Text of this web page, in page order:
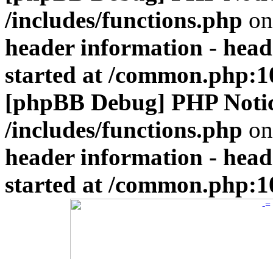
/includes/functions.php
header information -
started at /
[phpBB Debug] PHP
/includes/functions.php
header information -
started at /